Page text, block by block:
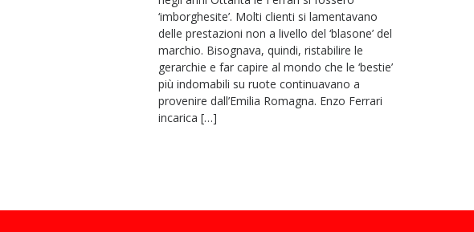
‘imborghesite’. Molti clienti si lamentavano
delle prestazioni non a livello del ‘blasone’ del
marchio. Bisognava, quindi, ristabilire le
gerarchie e far capire al mondo che le ‘bestie’
più indomabili su ruote continuavano a
provenire dall’Emilia Romagna. Enzo Ferrari
incarica […]